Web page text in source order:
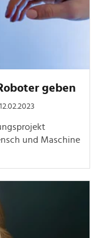
geben
und Maschine